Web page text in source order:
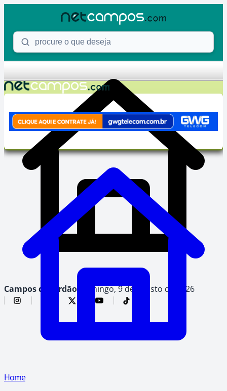
Procure o que deseja
Campos do Jordão, domingo, 9 de agosto de 2026
Home